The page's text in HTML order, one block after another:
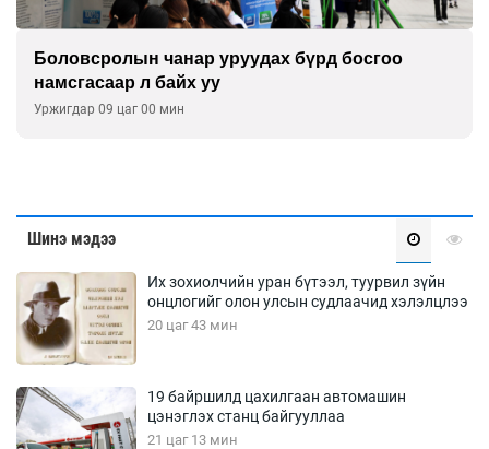
Дуу чимээний бохирдолд дарлуулсаар
нь
2026-08-05
Шинэ мэдээ
Их зохиолчийн уран бүтээл, туурвил зүйн
онцлогийг олон улсын судлаачид хэлэлцлээ
20 цаг 43 мин
19 байршилд цахилгаан автомашин
цэнэглэх станц байгууллаа
21 цаг 13 мин